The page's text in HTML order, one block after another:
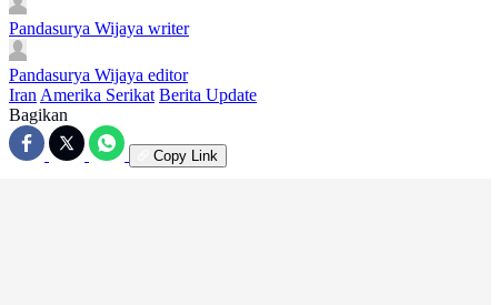
Pandasurya Wijaya writer
Pandasurya Wijaya editor
Iran Amerika Serikat Berita Update
Bagikan
Copy Link